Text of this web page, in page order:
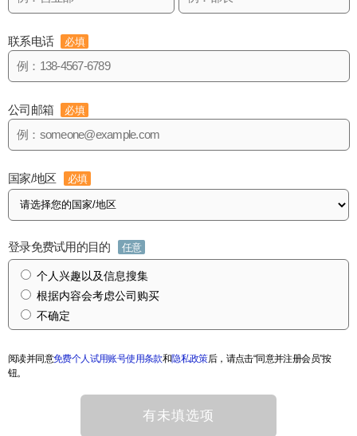
联系电话 必填
公司邮箱 必填
国家/地区 必填
登录免费试用的目的 任意
个人兴趣以及信息搜集
根据内容会考虑公司购买
不确定
阅读并同意免费个人试用账号使用条款和隐私政策后，请点击“同意并注册会员”按
钮。